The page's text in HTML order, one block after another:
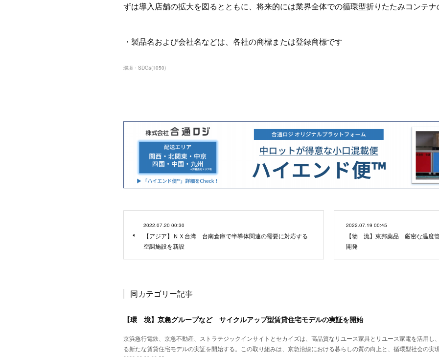
ずは導入店舗の拡大を図るとともに、将来的には業界全体での循環型折りたたみコンテナ
・製品名および会社名などは、各社の商標または登録商標です
環境・SDGs(1050)
2022.07.20 00:30
【アジア】ＮＸ台湾 台南倉庫で半導体関連の需要に対応する
空調施設を新設
2022.07.19 00:45
【物 流】東邦薬品 厳密な温度
開発
同カテゴリー記事
【環 境】京急グループなど サイクルアップ型賃貸住宅モデルの実証を開始
京浜急行電鉄、京急不動産、ストラテジックインサイトとセカイズは、高品質なリユース家具とリユース家電を活用し
る新たな賃貸住宅モデルの実証を開始する。この取り組みは、京急沿線における暮らしの質の向上と、循環型社会の